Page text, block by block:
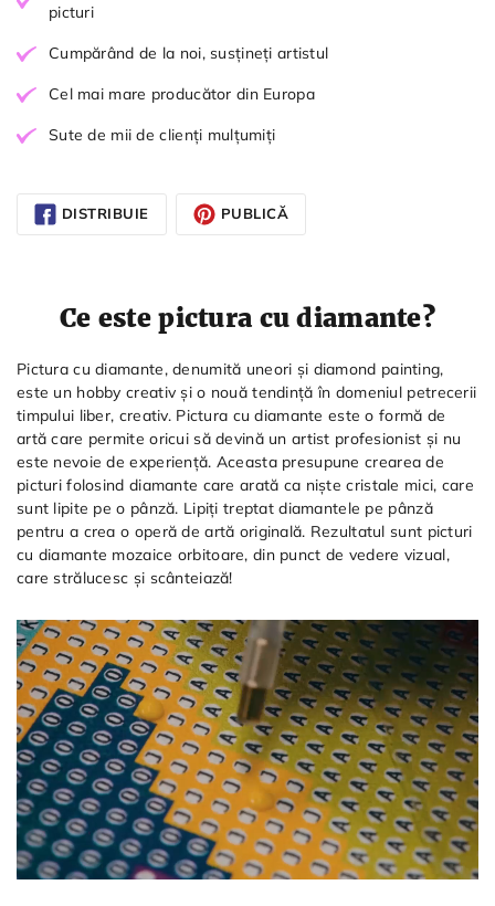
picturi
Cumpărând de la noi, susțineți artistul
Cel mai mare producător din Europa
Sute de mii de clienți mulțumiți
DISTRIBUIE PUBLICĂ
Ce este pictura cu diamante?
Pictura cu diamante, denumită uneori și diamond painting,
este un hobby creativ și o nouă tendință în domeniul petrecerii
timpului liber, creativ. Pictura cu diamante este o formă de
artă care permite oricui să devină un artist profesionist și nu
este nevoie de experiență. Aceasta presupune crearea de
picturi folosind diamante care arată ca niște cristale mici, care
sunt lipite pe o pânză. Lipiți treptat diamantele pe pânză
pentru a crea o operă de artă originală. Rezultatul sunt picturi
cu diamante mozaice orbitoare, din punct de vedere vizual,
care strălucesc și scânteiază!